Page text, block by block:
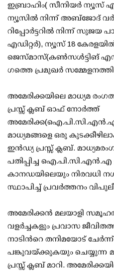
ഇബ്രാഹിം( സീനിയർ ന്യൂസ്
ന്യൂസിൽ നിന്ന് അബ്ജോദ്
റിപ്പോർട്ടറിൽ നിന്ന് സുജയ
എഡിറ്റർ), ന്യൂസ് 18
ജെസ്മാസ്(കൺസൾട്ടിങ്
ഗത്തെ പ്രമുഖർ
അമേരിക്കയിലെ മാധ്യമ
പ്രസ്സ് ക്ലബ് ഓഫ് നോർത്ത്
മാധ്യമങ്ങളെ ഒരു
ഇൻഡ്യ പ്രസ്സ് ക്ലബ്‌.
പതിപ്പിച്ച
കാനഡയിലെയും നിരവധി
സ്ഥാപിച്ച് പ്രവർത്തനം
അമേരിക്കൻ മലയാളി
വളർച്ചകളും പ്രവാസ
നാടിൻറെ തനിമയോട്
പങ്കുവയ്ക്കുകയും ചെയ്യുന്ന
പ്രസ്സ് ക്ലബ് മാറി.